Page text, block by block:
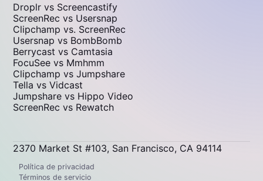
Droplr vs Screencastify
ScreenRec vs Usersnap
Clipchamp vs. ScreenRec
Usersnap vs BombBomb
Berrycast vs Camtasia
FocuSee vs Mmhmm
Clipchamp vs Jumpshare
Tella vs Vidcast
Jumpshare vs Hippo Video
ScreenRec vs Rewatch
2370 Market St #103, San Francisco, CA 94114
Política de privacidad
Términos de servicio